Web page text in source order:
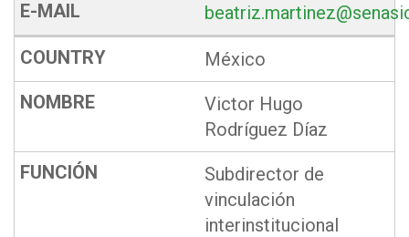
México
Victor Hugo
Rodríguez Díaz
Subdirector de
vinculación
interinstitucional